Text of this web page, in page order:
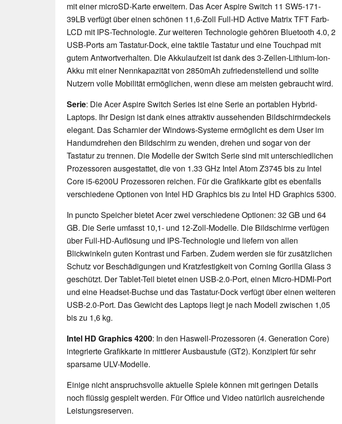
mit einer microSD-Karte erweitern. Das Acer Aspire Switch 11 SW5-171-
39LB verfügt über einen schönen 11,6-Zoll Full-HD Active Matrix TFT Farb-
LCD mit IPS-Technologie. Zur weiteren Technologie gehören Bluetooth 4.0, 2
USB-Ports am Tastatur-Dock, eine taktile Tastatur und eine Touchpad mit
gutem Antwortverhalten. Die Akkulaufzeit ist dank des 3-Zellen-Lithium-Ion-
Akku mit einer Nennkapazität von 2850mAh zufriedenstellend und sollte
Nutzern volle Mobilität ermöglichen, wenn diese am meisten gebraucht wird.
Serie: Die Acer Aspire Switch Series ist eine Serie an portablen Hybrid-
Laptops. Ihr Design ist dank eines attraktiv aussehenden Bildschirmdeckels
elegant. Das Scharnier der Windows-Systeme ermöglicht es dem User im
Handumdrehen den Bildschirm zu wenden, drehen und sogar von der
Tastatur zu trennen. Die Modelle der Switch Serie sind mit unterschiedlichen
Prozessoren ausgestattet, die von 1.33 GHz Intel Atom Z3745 bis zu Intel
Core i5-6200U Prozessoren reichen. Für die Grafikkarte gibt es ebenfalls
verschiedene Optionen von Intel HD Graphics bis zu Intel HD Graphics 5300.
In puncto Speicher bietet Acer zwei verschiedene Optionen: 32 GB und 64
GB. Die Serie umfasst 10,1- und 12-Zoll-Modelle. Die Bildschirme verfügen
über Full-HD-Auflösung und IPS-Technologie und liefern von allen
Blickwinkeln guten Kontrast und Farben. Zudem werden sie für zusätzlichen
Schutz vor Beschädigungen und Kratzfestigkeit von Corning Gorilla Glass 3
geschützt. Der Tablet-Teil bietet einen USB-2.0-Port, einen Micro-HDMI-Port
und eine Headset-Buchse und das Tastatur-Dock verfügt über einen weiteren
USB-2.0-Port. Das Gewicht des Laptops liegt je nach Modell zwischen 1,05
bis zu 1,6 kg.
Intel HD Graphics 4200: In den Haswell-Prozessoren (4. Generation Core)
integrierte Grafikkarte in mittlerer Ausbaustufe (GT2). Konzipiert für sehr
sparsame ULV-Modelle.
Einige nicht anspruchsvolle aktuelle Spiele können mit geringen Details
noch flüssig gespielt werden. Für Office und Video natürlich ausreichende
Leistungsreserven.